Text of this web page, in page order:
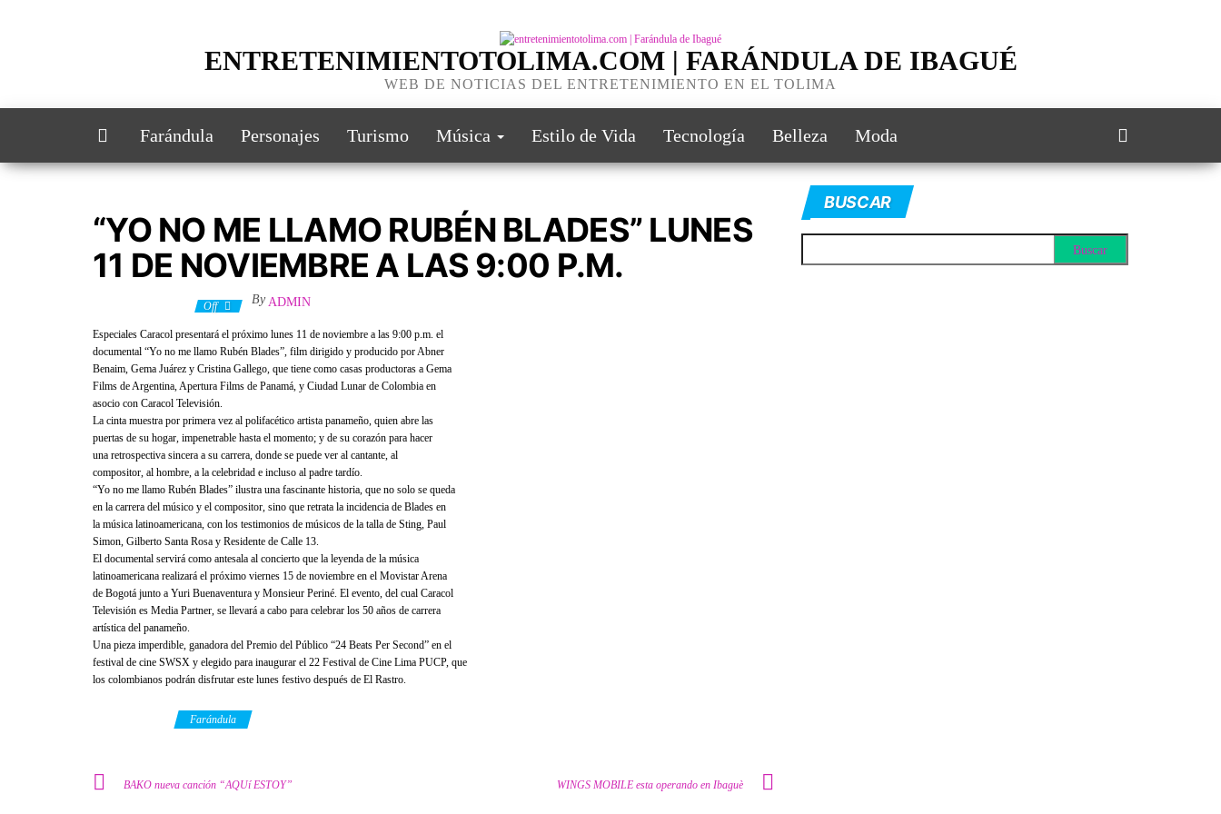
ENTRETENIMIENTOTOLIMA.COM | FARÁNDULA DE IBAGUÉ
WEB DE NOTICIAS DEL ENTRETENIMIENTO EN EL TOLIMA
Farándula Personajes Turismo Música Estilo de Vida Tecnología Belleza Moda
“YO NO ME LLAMO RUBÉN BLADES” LUNES
11 DE NOVIEMBRE A LAS 9:00 P.M.
Off By ADMIN
Especiales Caracol presentará el próximo lunes 11 de noviembre a las 9:00 p.m. el
documental “Yo no me llamo Rubén Blades”, film dirigido y producido por Abner
Benaim, Gema Juárez y Cristina Gallego, que tiene como casas productoras a Gema
Films de Argentina, Apertura Films de Panamá, y Ciudad Lunar de Colombia en
asocio con Caracol Televisión.
La cinta muestra por primera vez al polifacético artista panameño, quien abre las
puertas de su hogar, impenetrable hasta el momento; y de su corazón para hacer
una retrospectiva sincera a su carrera, donde se puede ver al cantante, al
compositor, al hombre, a la celebridad e incluso al padre tardío.
“Yo no me llamo Rubén Blades” ilustra una fascinante historia, que no solo se queda
en la carrera del músico y el compositor, sino que retrata la incidencia de Blades en
la música latinoamericana, con los testimonios de músicos de la talla de Sting, Paul
Simon, Gilberto Santa Rosa y Residente de Calle 13.
El documental servirá como antesala al concierto que la leyenda de la música
latinoamericana realizará el próximo viernes 15 de noviembre en el Movistar Arena
de Bogotá junto a Yuri Buenaventura y Monsieur Periné. El evento, del cual Caracol
Televisión es Media Partner, se llevará a cabo para celebrar los 50 años de carrera
artística del panameño.
Una pieza imperdible, ganadora del Premio del Público “24 Beats Per Second” en el
festival de cine SWSX y elegido para inaugurar el 22 Festival de Cine Lima PUCP, que
los colombianos podrán disfrutar este lunes festivo después de El Rastro.
Farándula
BAKO nueva canción “AQUí ESTOY” WINGS MOBILE esta operando en Ibaguè
BUSCAR